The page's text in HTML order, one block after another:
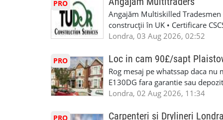
PRO
Angajăm Multiskilled
construcții în UK • Certificare
specializate (căutăm
interioare • Permis de
(reprezintă un avantaj
performanță • £200 – £250 pe
posibilități reale de avansare •
oră pauză de masă) •
Londra, 03 Aug 2026, 02:52
PRO Loc in cam 90£/sapt
Rog mesaj pe whatssap daca nu
E130DG fara garantie sau
fiecare pat beneficiaza de dulap
saptaminal fara garantie sau
Londra, 02 Aug 2026, 11:34
PRO Carpenteri si Drylineri Londra